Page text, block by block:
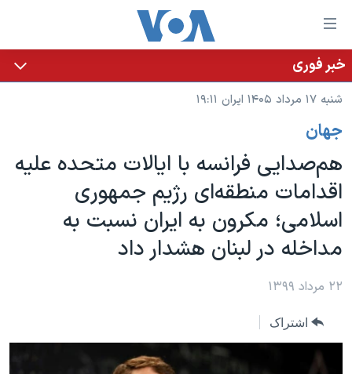
لینکهای
قابل
دسترسی
جهش
محتوای
اصلی
جهش
به
صفحه
اصلی
به
خانه
نسخه سبک وب‌سایت
موضوع ها
ایران
آمریکا
جهان
ورزشی
گزیده‌ها
فرهنگ و زندگی
برنامه های تلویزیونی
جدول برنامه ها
صفحه‌های ویژه
جام جهانی ۲۰۲۶
عملیات خشم حماسی
مستندها
فرکانس‌های صدای آمریکا
پخش رادیویی
یادگیری زبان انگلیسی
دنبال کنید
خبر فوری
شنبه ۱۷ مرداد ۱۴۰۵ ایران ۱۹:۱۱
جهان
هم‌صدایی فرانسه با ایالات متحده علیه
اقدامات منطقه‌ای رژیم جمهوری
اسلامی؛ مکرون به ایران نسبت به
مداخله در لبنان هشدار داد
۲۲ مرداد ۱۳۹۹
اشتراک